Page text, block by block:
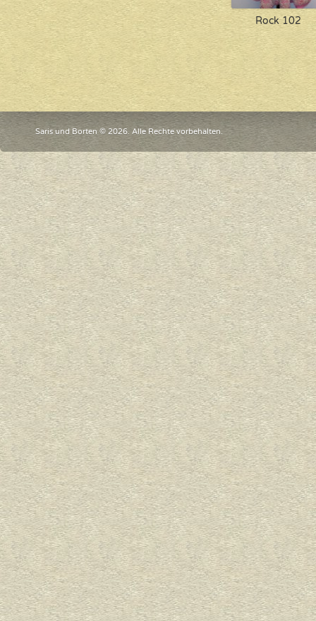
Rock 102
Saris und Borten © 2026. Alle Rechte vorbehalten.